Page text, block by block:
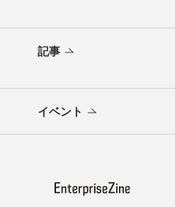
記事
イベント